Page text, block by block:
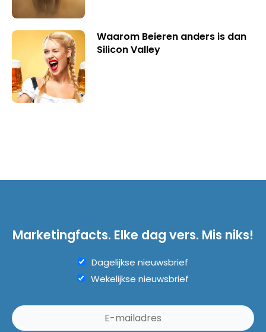
Waarom Beieren anders is dan
Silicon Valley
Marketingfacts. Elke dag vers. Mis niks!
Dagelijkse nieuwsbrief
Wekelijkse nieuwsbrief